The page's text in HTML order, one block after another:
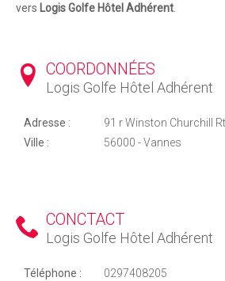
vers Logis Golfe Hôtel Adhérent.
COORDONNÉES
Logis Golfe Hôtel Adhérent
Adresse :
91 r Winston Churchill
Ville :
56000 - Vannes
CONCTACT
Logis Golfe Hôtel Adhérent
Téléphone :
0297408205